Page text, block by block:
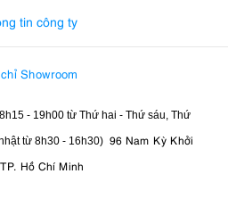
ảnh tuyệt vời
tin công ty
Showroom
- 19h00 từ Thứ hai - Thứ sáu, Thứ
từ 8h30 - 16h30) 96 Nam Kỳ Khởi
Hồ Chí Minh